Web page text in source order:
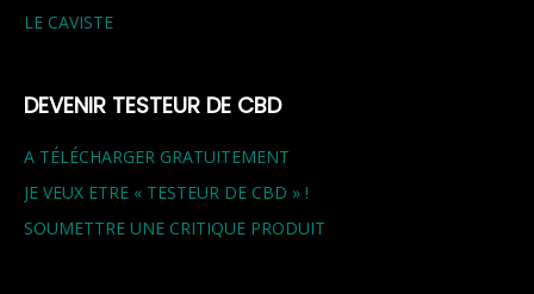
LE CAVISTE
DEVENIR TESTEUR DE CBD
A TÉLÉCHARGER GRATUITEMENT
JE VEUX ETRE « TESTEUR DE CBD » !
SOUMETTRE UNE CRITIQUE PRODUIT